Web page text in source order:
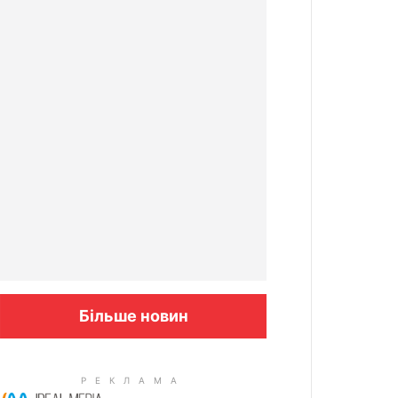
Більше новин